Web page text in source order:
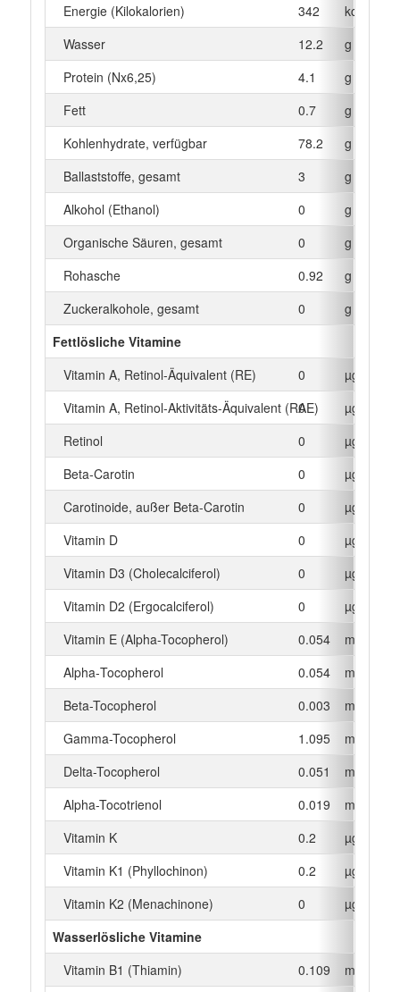
Energie (Kilokalorien)
342
kcal
Wasser
12.2
g
Protein (Nx6,25)
4.1
g
Fett
0.7
g
Kohlenhydrate, verfügbar
78.2
g
Ballaststoffe, gesamt
3
g
Alkohol (Ethanol)
0
g
Organische Säuren, gesamt
0
g
Rohasche
0.92
g
Zuckeralkohole, gesamt
0
g
Fettlösliche Vitamine
Vitamin A, Retinol-Äquivalent (RE)
0
µg
Vitamin A, Retinol-Aktivitäts-Äquivalent (RAE)
0
µg
Retinol
0
µg
Beta‑Carotin
0
µg
Carotinoide, außer Beta-Carotin
0
µg
Vitamin D
0
µg
Vitamin D3 (Cholecalciferol)
0
µg
Vitamin D2 (Ergocalciferol)
0
µg
Vitamin E (Alpha-Tocopherol)
0.054
mg
Alpha‑Tocopherol
0.054
mg
Beta-Tocopherol
0.003
mg
Gamma-Tocopherol
1.095
mg
Delta-Tocopherol
0.051
mg
Alpha-Tocotrienol
0.019
mg
Vitamin K
0.2
µg
Vitamin K1 (Phyllochinon)
0.2
µg
Vitamin K2 (Menachinone)
0
µg
Wasserlösliche Vitamine
Vitamin B1 (Thiamin)
0.109
mg